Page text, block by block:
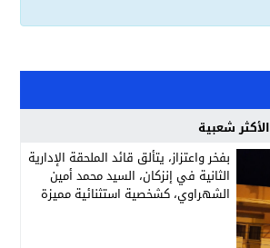
الأكثر شعبية
بفخر واعتزاز، يتألق قائد الملحقة الإدارية
الثانية في إنزكان، السيد محمد أمين
الشهراوي، كشخصية استثنائية مميزة